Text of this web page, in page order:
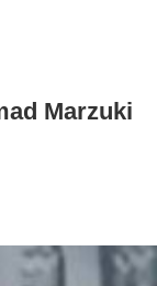
Marzuki